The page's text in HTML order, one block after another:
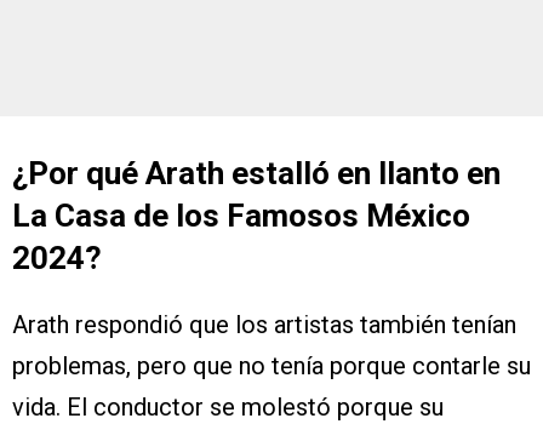
¿Por qué Arath estalló en llanto en
La Casa de los Famosos México
2024?
Arath respondió que los artistas también tenían
problemas, pero que no tenía porque contarle su
vida. El conductor se molestó porque su